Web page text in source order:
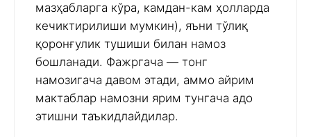
мазҳабларга кўра, камдан-кам ҳолларда
кечиктирилиши мумкин), яъни тўлиқ
қоронғулик тушиши билан намоз
бошланади. Фажргача — тонг
намозигача давом этади, аммо айрим
мактаблар намозни ярим тунгача адо
этишни таъкидлайдилар.